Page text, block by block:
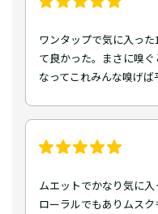
ワンタップで気に入っ
て良かった。まさに嗅
なってこれみんな嗅げば
ムエットでかなり気に
ローラルでもありムス